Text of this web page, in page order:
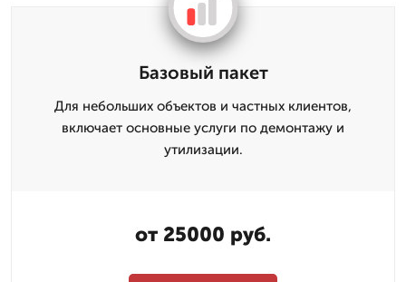
Базовый пакет
Для небольших объектов и частных клиентов,
включает основные услуги по демонтажу и
утилизации.
от 25000 руб.